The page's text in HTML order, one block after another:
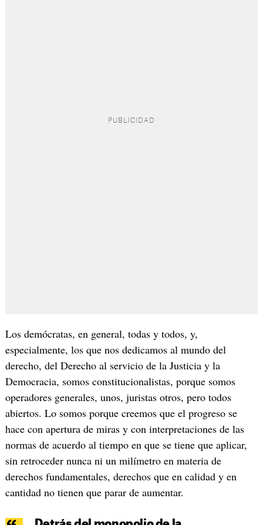
Los demócratas, en general, todas y todos, y,
especialmente, los que nos dedicamos al mundo del
derecho, del Derecho al servicio de la Justicia y la
Democracia, somos constitucionalistas, porque somos
operadores generales, unos, juristas otros, pero todos
abiertos. Lo somos porque creemos que el progreso se
hace con apertura de miras y con interpretaciones de las
normas de acuerdo al tiempo en que se tiene que aplicar,
sin retroceder nunca ni un milímetro en materia de
derechos fundamentales, derechos que en calidad y en
cantidad no tienen que parar de aumentar.